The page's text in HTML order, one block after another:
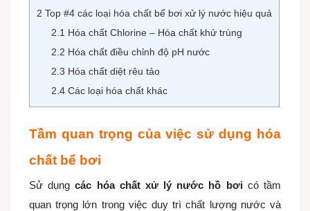
2 Top #4 các loại hóa chất bể bơi xử lý nước hiệu quả
2.1 Hóa chất Chlorine – Hóa chất khử trùng
2.2 Hóa chất điều chỉnh độ pH nước
2.3 Hóa chất diệt rêu tảo
2.4 Các loại hóa chất khác
Tầm quan trọng của việc sử dụng hóa
chất bể bơi
Sử dụngcác hóa chất xử lý nước hồ bơicó tầm
quan trọng lớn trong việc duy trì chất lượng nước và